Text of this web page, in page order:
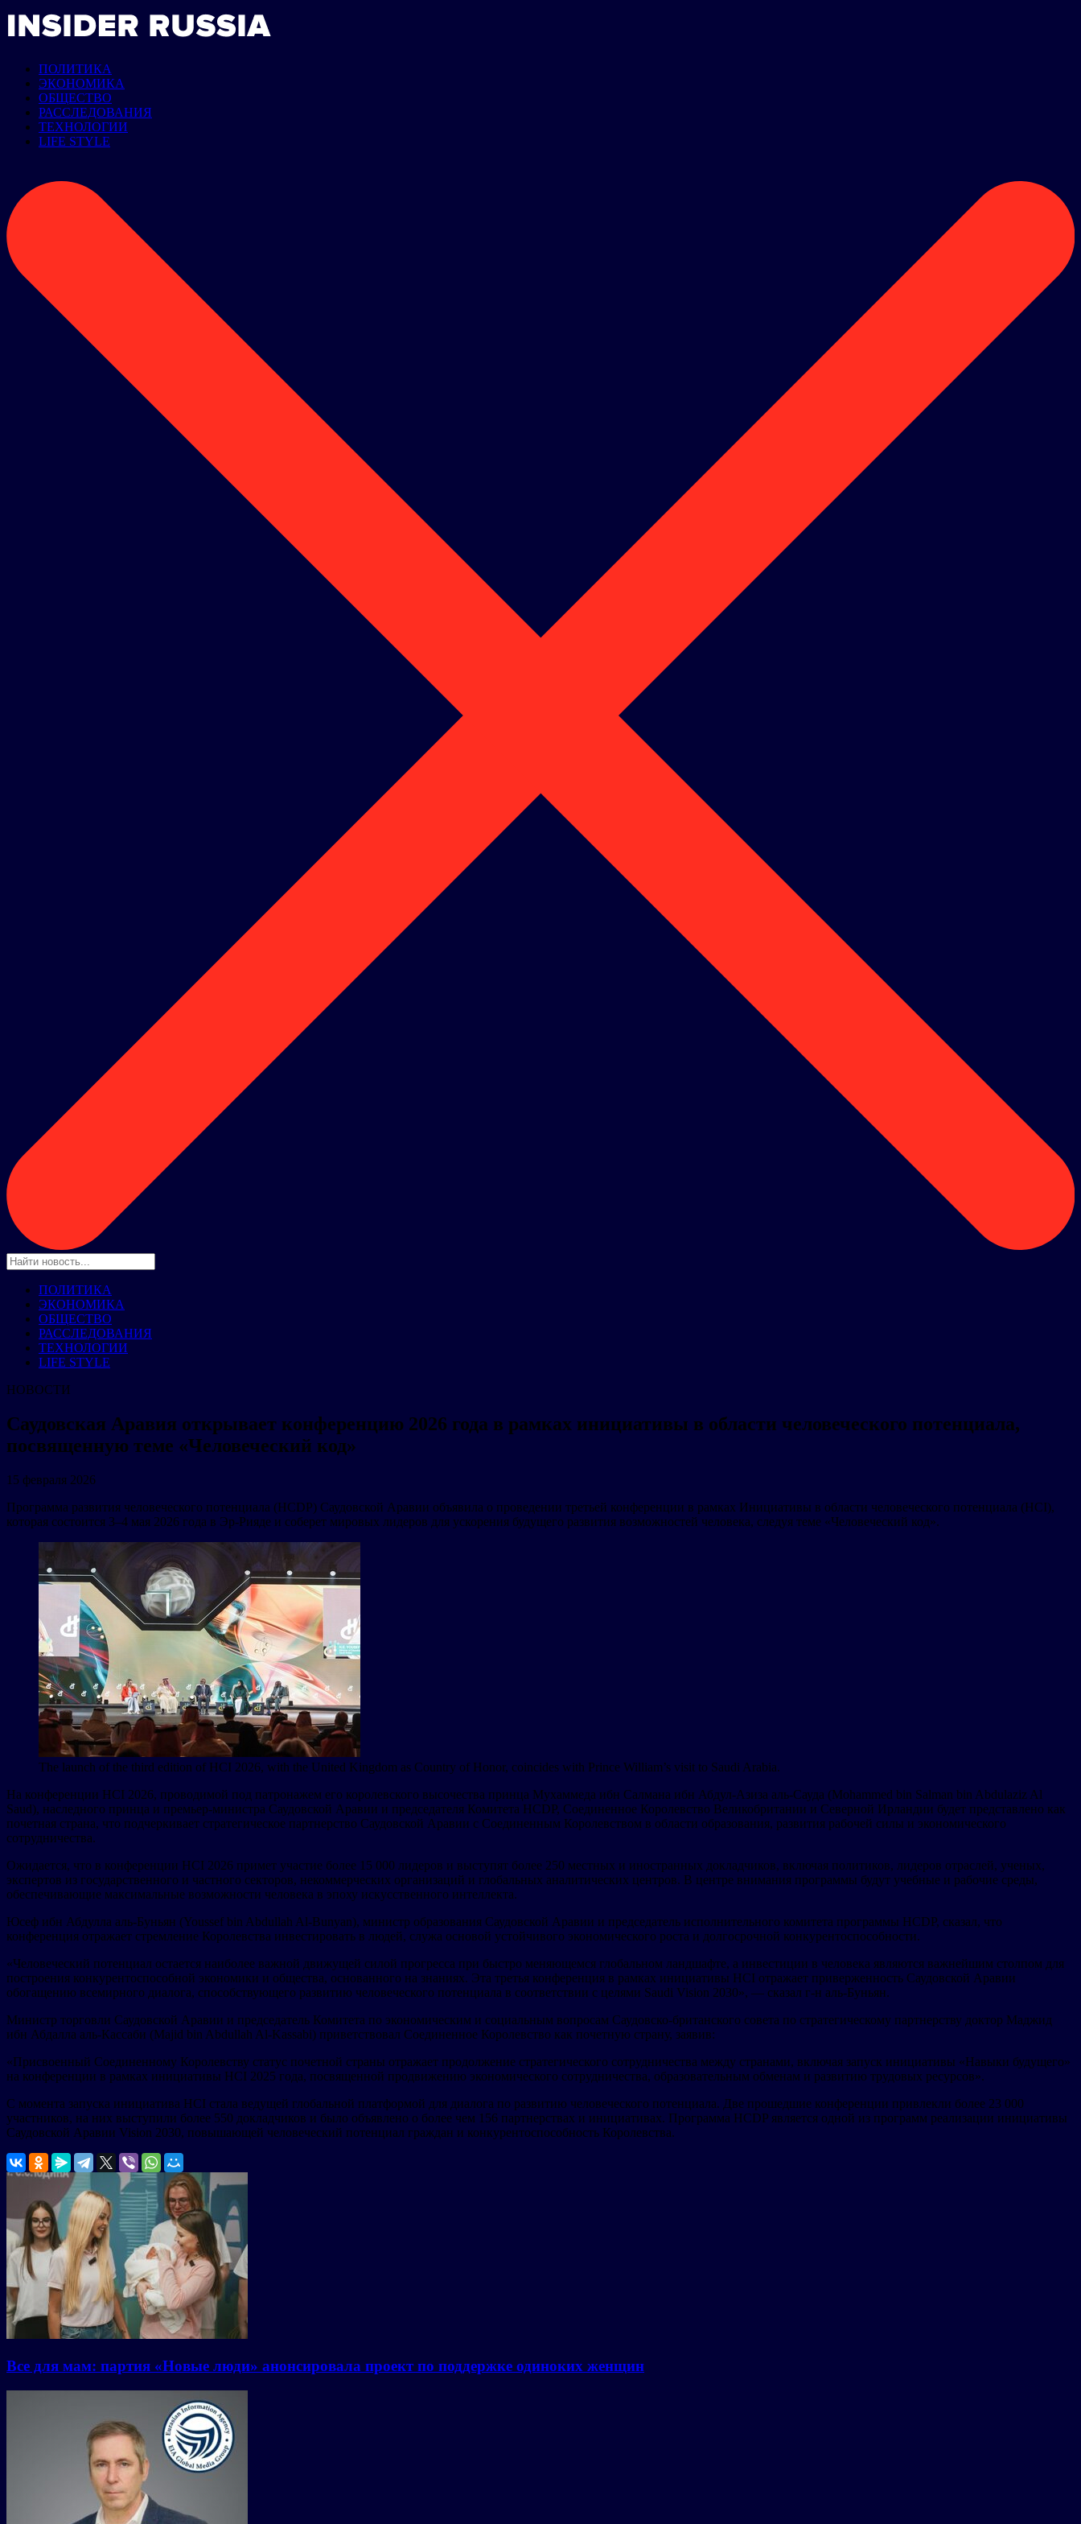
ПОЛИТИКА
ЭКОНОМИКА
ОБЩЕСТВО
РАССЛЕДОВАНИЯ
ТЕХНОЛОГИИ
LIFE STYLE
ПОЛИТИКА
ЭКОНОМИКА
ОБЩЕСТВО
РАССЛЕДОВАНИЯ
ТЕХНОЛОГИИ
LIFE STYLE
НОВОСТИ
Саудовская Аравия открывает конференцию 2026 года в рамках инициативы в области человеческого потенциала,
посвященную теме «Человеческий код»
15 февраля 2026
Программа развития человеческого потенциала (HCDP) Саудовской Аравии объявила о проведении третьей конференции в рамках Инициативы в области человеческого потенциала (HCI),
которая состоится 3–4 мая 2026 года в Эр-Рияде и соберет мировых лидеров для ускорения будущего развития возможностей человека, следуя теме «Человеческий код».
The launch of the third edition of HCI 2026, with the United Kingdom as Country of Honor, coincides with Prince William’s visit to Saudi Arabia.
На конференции HCI 2026, проводимой под патронажем его королевского высочества принца Мухаммеда ибн Салмана ибн Абдул-Азиза аль-Сауда (Mohammed bin Salman bin Abdulaziz Al
Saud), наследного принца и премьер-министра Саудовской Аравии и председателя Комитета HCDP, Соединенное Королевство Великобритании и Северной Ирландии будет представлено как
почетная страна, что подчеркивает стратегическое партнерство Саудовской Аравии с Соединенным Королевством в области образования, развития рабочей силы и экономического
сотрудничества.
Ожидается, что в конференции HCI 2026 примет участие более 15 000 лидеров и выступят более 250 местных и иностранных докладчиков, включая политиков, лидеров отраслей, ученых,
экспертов из государственного и частного секторов, некоммерческих организаций и глобальных аналитических центров. В центре внимания программы будут учебные и рабочие среды,
обеспечивающие максимальные возможности человека в эпоху искусственного интеллекта.
Юсеф ибн Абдулла аль-Буньян (Youssef bin Abdullah Al-Bunyan), министр образования Саудовской Аравии и председатель исполнительного комитета программы HCDP, сказал, что
конференция отражает стремление Королевства инвестировать в людей, служа основой устойчивого экономического роста и долгосрочной конкурентоспособности.
«Человеческий потенциал остается наиболее важной движущей силой прогресса при быстро меняющемся глобальном ландшафте, а инвестиции в человека являются важнейшим столпом для
построения конкурентоспособной экономики и общества, основанного на знаниях. Эта третья конференция в рамках инициативы HCI отражает приверженность Саудовской Аравии
обогащению всемирного диалога, способствующего развитию человеческого потенциала в соответствии с целями Saudi Vision 2030», — сказал г-н аль-Буньян.
Министр торговли Саудовской Аравии и председатель Комитета по экономическим и социальным вопросам Саудовско-британского совета по стратегическому партнерству доктор Маджид
ибн Абдалла аль-Кассаби (Majid bin Abdullah Al-Kassabi) приветствовал Соединенное Королевство как почетную страну, заявив:
«Присвоенный Соединенному Королевству статус почетной страны отражает продолжение стратегического сотрудничества между странами, включая запуск инициативы «Навыки будущего»
на конференции в рамках инициативы HCI 2025 года, посвященной продвижению экономического сотрудничества, образовательным обменам и развитию трудовых ресурсов».
С момента запуска инициатива HCI стала ведущей глобальной платформой для диалога по развитию человеческого потенциала. Две прошедшие конференции привлекли более 23 000
участников, на них выступили более 550 докладчиков и было объявлено о более чем 156 партнерствах и инициативах. Программа HCDP является одной из программ реализации инициативы
Саудовской Аравии Vision 2030, повышающей человеческий потенциал граждан и конкурентоспособность Королевства.
Все для мам: партия «Новые люди» анонсировала проект по поддержке одиноких женщин